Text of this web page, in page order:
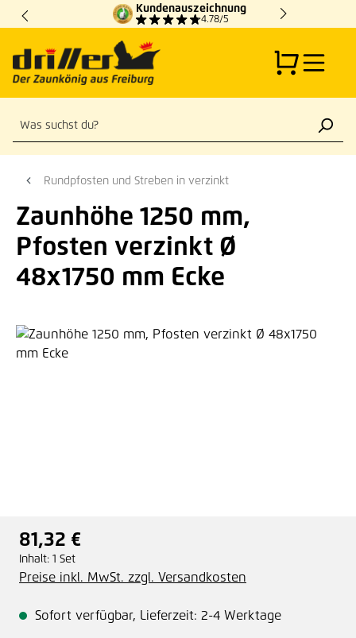
Zum Hauptinhalt springen
Kundenauszeichnung
4.78/5
Rundpfosten und Streben in verzinkt
Zaunhöhe 1250 mm,
Pfosten verzinkt Ø
48x1750 mm Ecke
Bildergalerie überspringen
Regulärer Preis:
81,32 €
Inhalt: 1 Set
Preise inkl. MwSt. zzgl. Versandkosten
Sofort verfügbar, Lieferzeit: 2-4 Werktage